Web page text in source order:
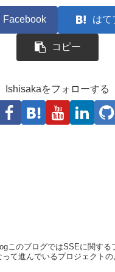
Facebook はて
コピー
Ishisakaをフォローする
このブログではSSEに関す
て進んでいるプロジェクト